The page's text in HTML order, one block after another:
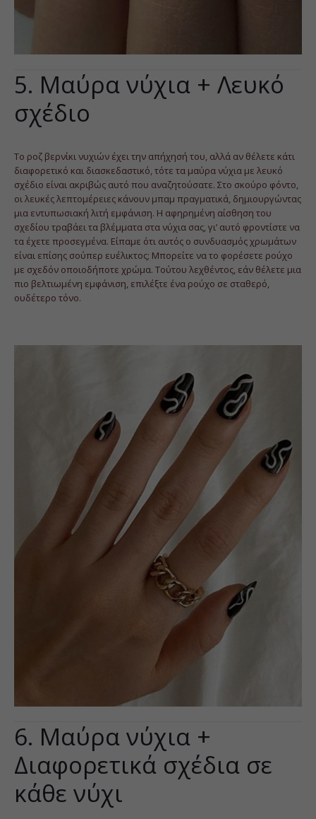
5. Μαύρα νύχια + Λευκό
σχέδιο
Το ροζ βερνίκι νυχιών έχει την απήχησή του, αλλά αν θέλετε κάτι
διαφορετικό και διασκεδαστικό, τότε τα μαύρα νύχια με λευκό
σχέδιο είναι ακριβώς αυτό που αναζητούσατε. Στο σκούρο φόντο,
οι λευκές λεπτομέρειες κάνουν μπαμ πραγματικά, δημιουργώντας
μια εντυπωσιακή λιτή εμφάνιση. Η αφηρημένη αίσθηση του
σχεδίου τραβάει τα βλέμματα στα νύχια σας, γι’ αυτό φροντίστε να
τα έχετε προσεγμένα. Είπαμε ότι αυτός ο συνδυασμός χρωμάτων
είναι επίσης σούπερ ευέλικτος; Μπορείτε να το φορέσετε ρούχο
με σχεδόν οποιοδήποτε χρώμα. Τούτου λεχθέντος, εάν θέλετε μια
πιο βελτιωμένη εμφάνιση, επιλέξτε ένα ρούχο σε σταθερό,
ουδέτερο τόνο.
6. Μαύρα νύχια +
Διαφορετικά σχέδια σε
κάθε νύχι